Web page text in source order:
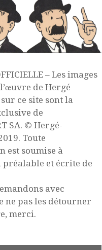
– Les images
de Hergé
ce site sont la
de
SA. © Hergé-
Toute
est soumise à
et écrite de
avec
ne pas les détourner
merci.